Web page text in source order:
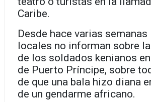
Caribe.
Desde hace varias
locales no informan sobre
de los soldados kenianos
de Puerto Príncipe, sobre
de que una bala hizo diana
de un gendarme africano.